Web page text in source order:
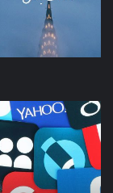
کدام
برنامه‌های
پیام‌رسان
اطلاعات
کاربران